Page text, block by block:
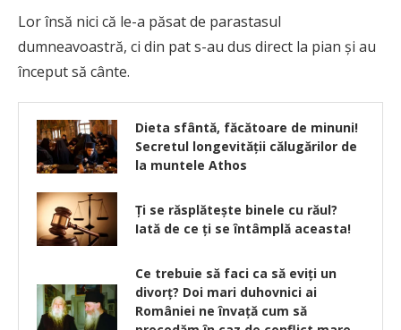
Lor însă nici că le-a păsat de parastasul
dumneavoastră, ci din pat s-au dus direct la pian şi au
început să cânte.
Dieta sfântă, făcătoare de minuni!
Secretul longevității călugărilor de
la muntele Athos
Ţi se răsplăteşte binele cu răul?
Iată de ce ți se întâmplă aceasta!
Ce trebuie să faci ca să eviți un
divorț? Doi mari duhovnici ai
României ne învață cum să